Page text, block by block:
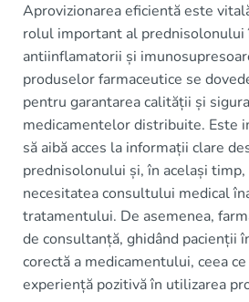
Aprovizionarea eficientă este
rolul important al
antiinflamatorii și
produselor farmaceutice se
pentru garantarea calității și
medicamentelor distribuite. Este
să aibă acces la informații clare
prednisolonului și, în același
necesitatea consultului medical
tratamentului. De asemenea,
de consultanță, ghidând pacienții
corectă a medicamentului, ceea
experiență pozitivă în utilizarea